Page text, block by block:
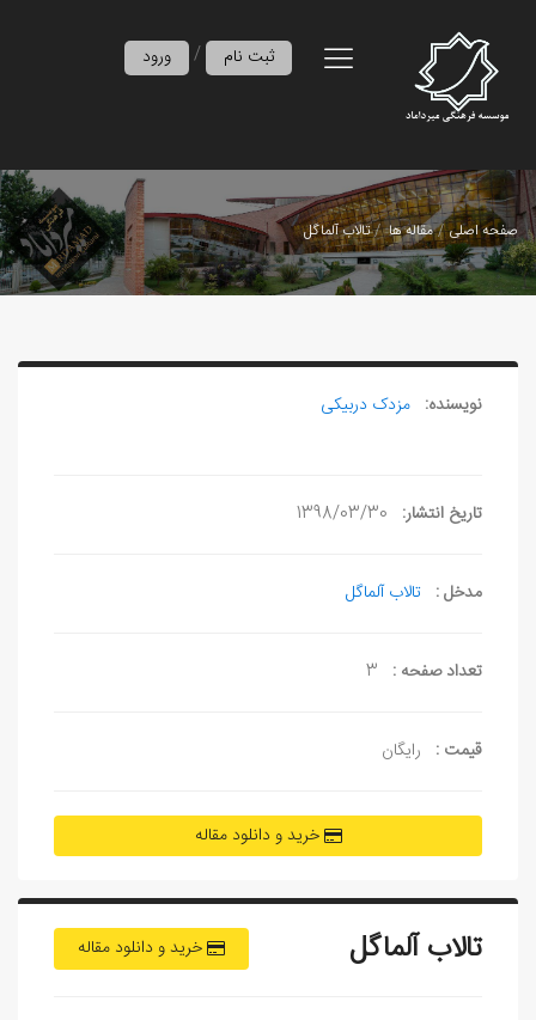
ورود / ثبت نام
صفحه اصلی مقاله ها تالاب آلماگل
نویسنده: مزدک دربیکی
تاریخ انتشار: 1398/03/30
مدخل : تالاب آلماگل
تعداد صفحه : 3
قیمت : رایگان
خرید و دانلود مقاله
خرید و دانلود مقاله تالاب آلماگل